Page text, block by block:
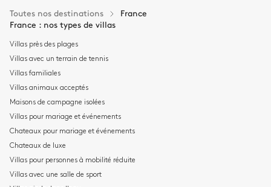
ALPES FRANÇAISES
264 chalets à louer
Toutes nos destinations
France
France : nos types de villas
Villas près des plages
Villas avec un terrain de tennis
Villas familiales
Villas animaux acceptés
Maisons de campagne isolées
Villas pour mariage et événements
Chateaux pour mariage et événements
Chateaux de luxe
Villas pour personnes à mobilité réduite
Villas avec une salle de sport